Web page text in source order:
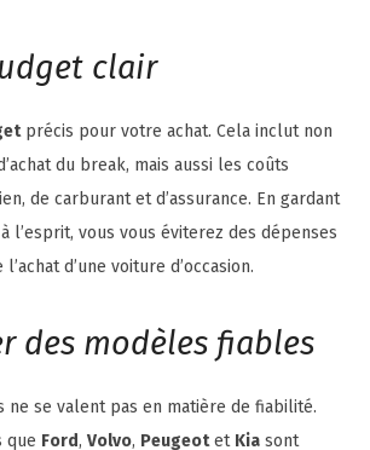
clair
précis pour votre achat. Cela inclut non
du break, mais aussi les coûts
de carburant et d’assurance. En gardant
l’esprit, vous vous éviterez des dépenses
d’une voiture d’occasion.
des modèles fiables
ne se valent pas en matière de fiabilité.
que Ford, Volvo, Peugeotet Kia sont